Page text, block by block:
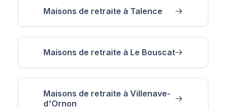
Maisons de retraite à Talence
Maisons de retraite à Le Bouscat
Maisons de retraite à Villenave-
d'Ornon